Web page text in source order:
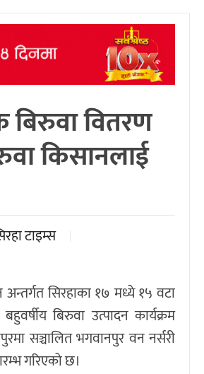
बिरुवा वितरण
किसानलाई
टाइम्स
सिरहाका १७ मध्ये १५ वटा
बिरुवा उत्पादन कार्यक्रम
सञ्चालित भगवानपुर वन नर्सरी
गरिएको छ।